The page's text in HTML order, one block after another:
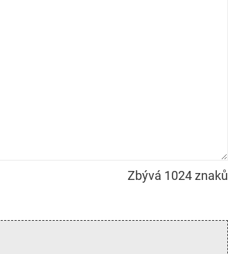
Zbývá 1024 znaků